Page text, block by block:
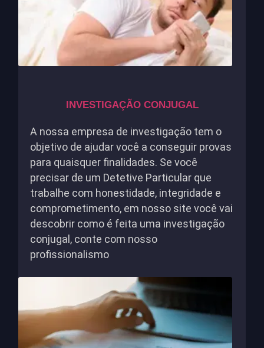
INVESTIGAÇÃO CONJUGAL
A nossa empresa de investigação tem o
objetivo de ajudar você a conseguir provas
para quaisquer finalidades. Se você
precisar de um Detetive Particular que
trabalhe com honestidade, integridade e
comprometimento, em nosso site você vai
descobrir como é feita uma investigação
conjugal, conte com nosso
profissionalismo